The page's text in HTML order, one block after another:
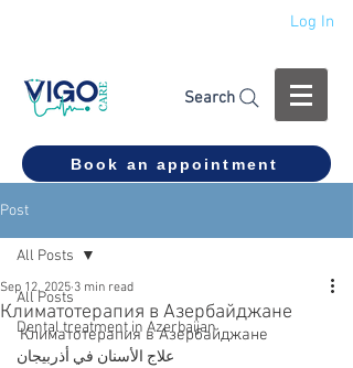
Log In
Search
Book an appointment
Post
All Posts
Dental treatment in Azerbaijan
علاج الأسنان في أذربيجان
All Posts
Климатотерапия в Азербайджане
Sep 12, 2025 3 min read
Климатотерапия в Азербайджане